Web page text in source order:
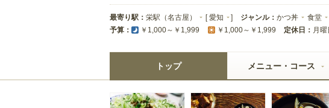
最寄り駅： 栄駅（名古屋） [愛知 ] ジャンル： かつ丼 食堂
予算： ￥1,000～￥1,999 ￥1,000～￥1,999 定休日： 月
トップ メニュー・コース